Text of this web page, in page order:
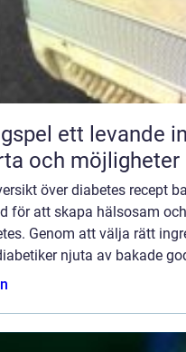
med historia,
och möjligheter
över diabetes recept
för att skapa hälsosam
Genom att välja rätt
njuta av bakade